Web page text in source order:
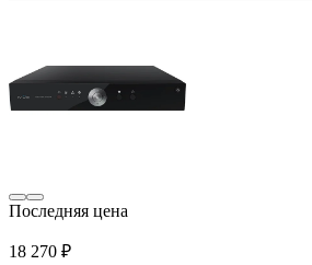
Последняя цена
18 270 ₽